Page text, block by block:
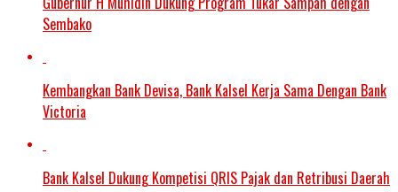
Sembako
Kembangkan Bank Devisa, Bank Kalsel Kerja Sama Dengan Bank
Victoria
Bank Kalsel Dukung Kompetisi QRIS Pajak dan Retribusi Daerah